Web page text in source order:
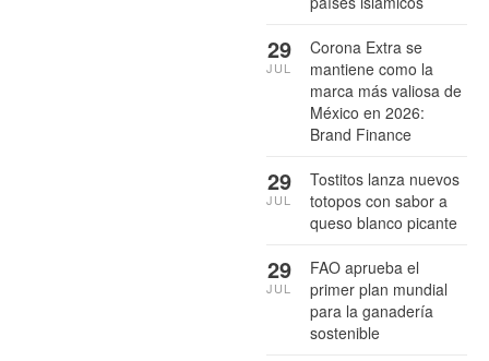
Corona Extra se
mantiene como la
marca más valiosa de
México en 2026:
Brand Finance
29
JUL
Tostitos lanza nuevos
totopos con sabor a
queso blanco picante
29
JUL
FAO aprueba el
primer plan mundial
para la ganadería
sostenible
29
JUL